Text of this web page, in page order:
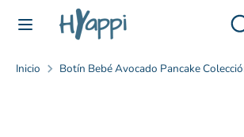
directamente
contenido
buscar
tienda
IdiomaEspañol
Buscarbuscar
Inicio Botín Bebé Avocado Pancake